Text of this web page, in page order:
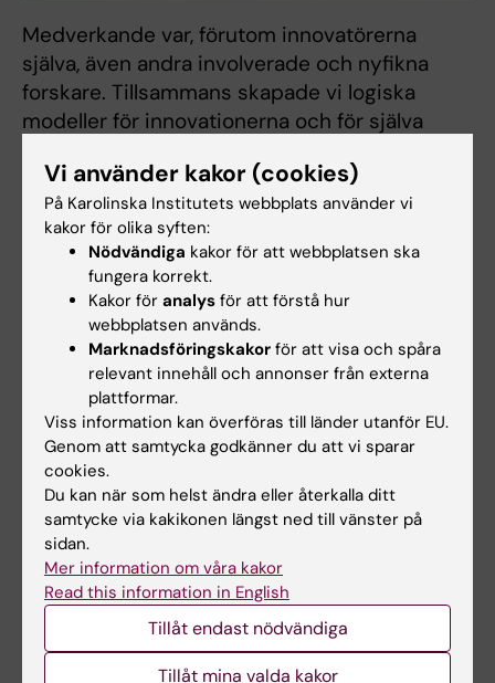
Medverkande var, förutom innovatörerna
själva, även andra involverade och nyfikna
forskare. Tillsammans skapade vi logiska
modeller för innovationerna och för själva
Bland övriga diskussionsämnen förekom
programmets vision och förhoppningar samt
även andra intressanta forskningsfrågor.
Länkar
Patienten i förarsätet! Implementering av
patientdrivna innovationer för samvård
Uppdaterad av:
Charlotte Brandt
Vi använder kakor (cookies)
På Karolinska Institutets webbplats använder vi
kakor för olika syften:
Nödvändiga kakor för att webbplatsen ska
fungera korrekt.
Kakor för analys för att förstå hur
webbplatsen används.
Marknadsföringskakor för att visa och spåra
relevant innehåll och annonser från externa
plattformar.
Viss information kan överföras till länder utanför EU.
Genom att samtycka godkänner du att vi sparar
cookies.
Du kan när som helst ändra eller återkalla ditt
samtycke via kakikonen längst ned till vänster på
sidan.
Mer information om våra kakor
Read this information in English
Tillåt endast nödvändiga
Tillåt mina valda kakor